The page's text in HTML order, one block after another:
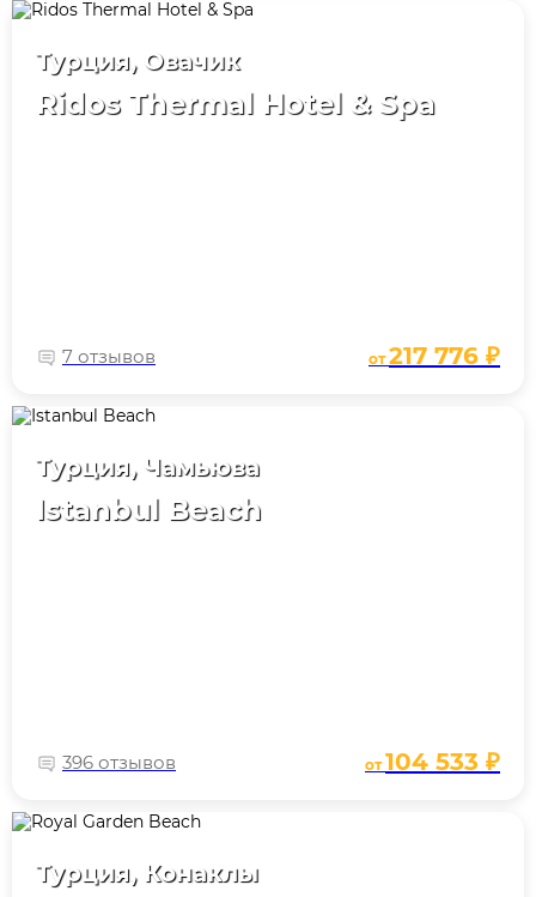
Турция, Овачик
Ridos Thermal Hotel & Spa
7 отзывов от217 776 ₽
Турция, Чамьюва
Istanbul Beach
396 отзывов от104 533 ₽
Турция, Конаклы